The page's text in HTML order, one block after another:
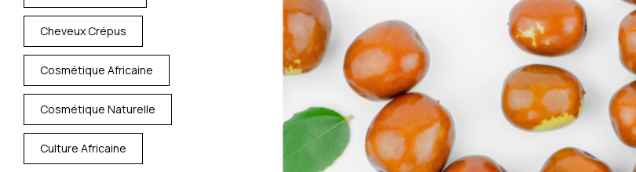
Cheveux Crépus
Cosmétique Africaine
Cosmétique Naturelle
Culture Africaine